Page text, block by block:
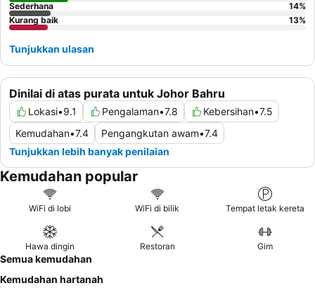
Dinilai di atas purata untuk Johor Bahru
Lokasi•9.1 Pengalaman•7.8 Kebersihan•7.5
Kemudahan•7.4 Pengangkutan awam•7.4
Tunjukkan lebih banyak penilaian
Sederhana
14%
Kurang baik
13%
Tunjukkan ulasan
Kemudahan popular
WiFi di lobi WiFi di bilik Tempat letak kereta
Hawa dingin Restoran Gim
Semua kemudahan
Kemudahan hartanah